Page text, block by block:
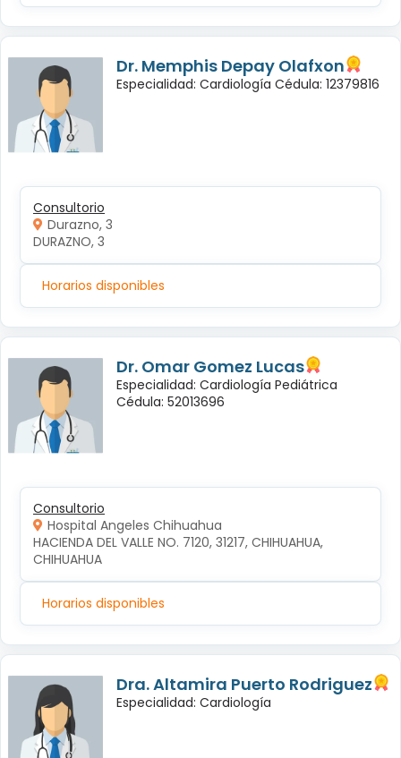
Dr. Memphis Depay Olafxon
Especialidad: Cardiología Cédula: 12379816
Consultorio
Durazno, 3
DURAZNO, 3
Horarios disponibles
Dr. Omar Gomez Lucas
Especialidad: Cardiología Pediátrica
Cédula: 52013696
Consultorio
Hospital Angeles Chihuahua
HACIENDA DEL VALLE NO. 7120, 31217, CHIHUAHUA,
CHIHUAHUA
Horarios disponibles
Dra. Altamira Puerto Rodriguez
Especialidad: Cardiología